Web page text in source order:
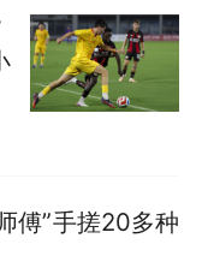
傅”手搓20多种